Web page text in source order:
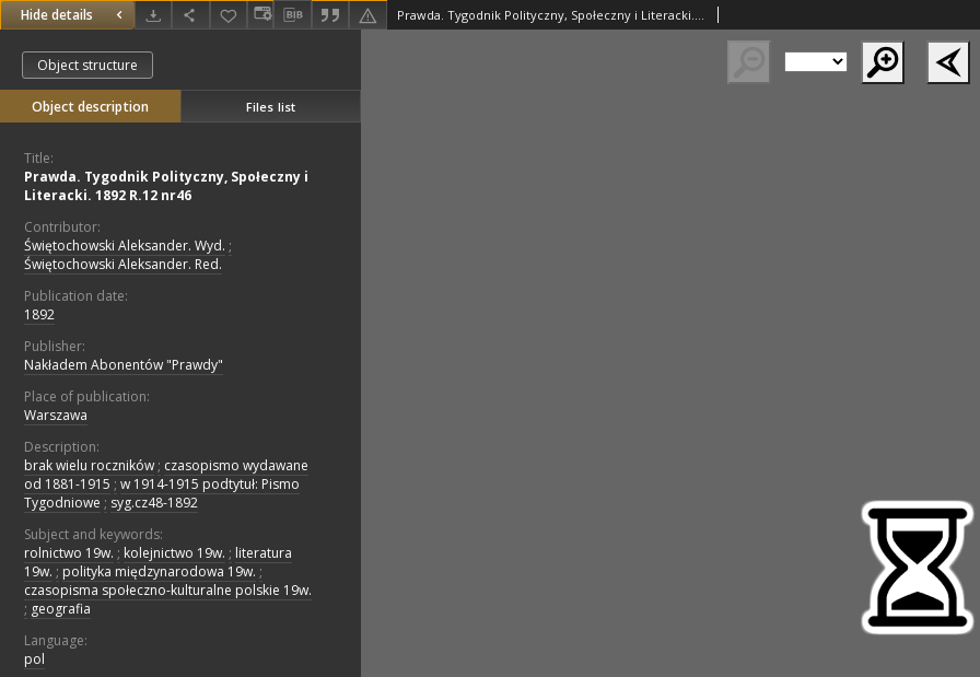
Hide details Prawda. Tygodnik Polityczny, Społeczny i Literacki. 1892 R.12 nr46
Object structure
Object description Files list
Title:
Prawda. Tygodnik Polityczny, Społeczny i
Literacki. 1892 R.12 nr46
Contributor:
Świętochowski Aleksander. Wyd. ;
Świętochowski Aleksander. Red.
Publication date:
1892
Publisher:
Nakładem Abonentów "Prawdy"
Place of publication:
Warszawa
Description:
brak wielu roczników ; czasopismo wydawane
od 1881-1915 ; w 1914-1915 podtytuł: Pismo
Tygodniowe ; syg.cz48-1892
Subject and keywords:
rolnictwo 19w. ; kolejnictwo 19w. ; literatura
19w. ; polityka międzynarodowa 19w. ;
czasopisma społeczno-kulturalne polskie 19w.
; geografia
Language:
pol